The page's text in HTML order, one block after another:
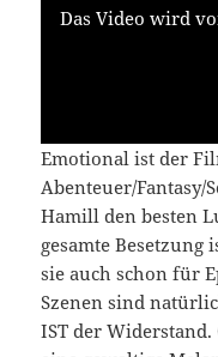
Das Video wird
Emotional ist der
Abenteuer/
Hamill den besten
gesamte Besetzung
sie auch schon für
Szenen sind
IST der